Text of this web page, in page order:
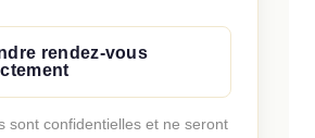
rendez-vous
sont confidentielles et ne seront